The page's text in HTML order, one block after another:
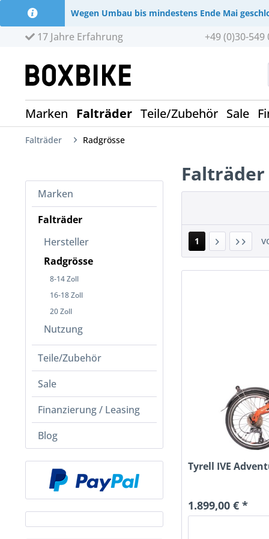
Wegen Umbau bis mindestens Ende Mai
17 Jahre Erfahrung +49 (0)30-549
Marken Falträder Teile/Zubehör Sale
Falträder Radgrösse
Marken
Falträder
Hersteller
Radgrösse
8-14 Zoll
16-18 Zoll
20 Zoll
Nutzung
Teile/Zubehör
Sale
Finanzierung / Leasing
Blog
1
Tyrell IVE
1.899,00 € *